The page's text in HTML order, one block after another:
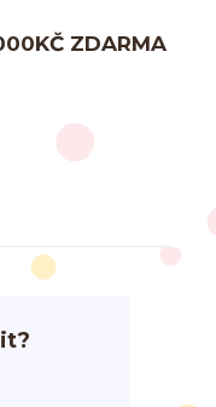
ZDARMA